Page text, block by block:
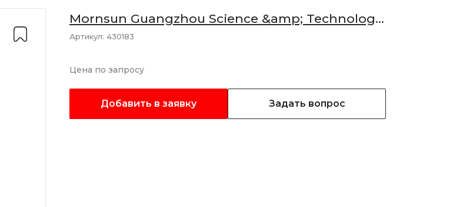
Mornsun Guangzhou Science &amp; Technology
Co., Ltd
Артикул: 430183
Цена по запросу
Добавить в заявку Задать вопрос